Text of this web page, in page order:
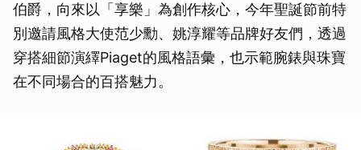
伯爵，向來以「享樂」為創作核心，今年聖誕節前特
別邀請風格大使范少勳、姚淳耀等品牌好友們，透過
穿搭細節演繹Piaget的風格語彙，也示範腕錶與珠寶
在不同場合的百搭魅力。